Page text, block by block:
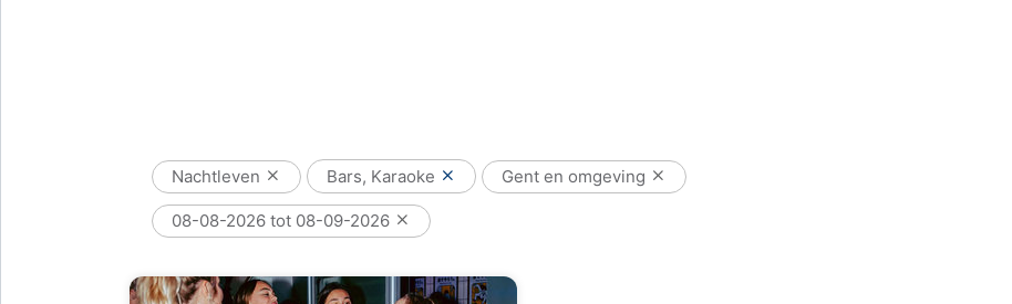
Nachtleven Bars, Karaoke Gent en omgeving
08-08-2026 tot 08-09-2026